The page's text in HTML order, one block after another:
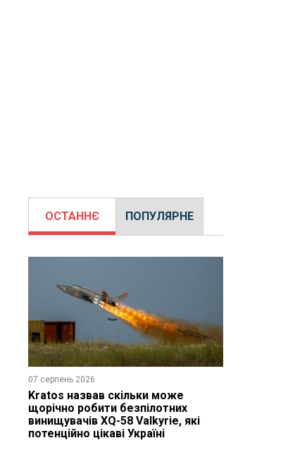
ОСТАННЄ ПОПУЛЯРНЕ
07 серпень 2026
Kratos назвав скільки може
щорічно робити безпілотних
винищувачів XQ-58 Valkyrie, які
потенційно цікаві Україні